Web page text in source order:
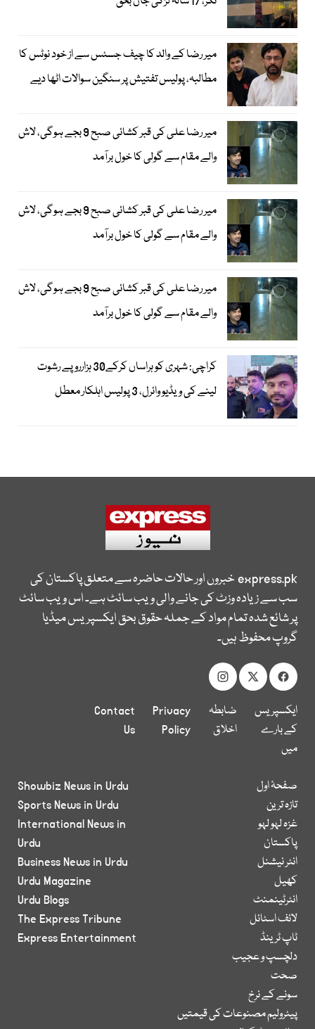
میر رضا کے والد کا چیف جسٹس سے از خود نوٹس کا
مطالبہ، پولیس تفتیش پر سنگین سوالات اٹھا دیے
میر رضا علی کی قبر کشائی صبح 9 بجے ہوگی، لاش
والے مقام سے گولی کا خول برآمد
میر رضا علی کی قبر کشائی صبح 9 بجے ہوگی، لاش
والے مقام سے گولی کا خول برآمد
میر رضا علی کی قبر کشائی صبح 9 بجے ہوگی، لاش
والے مقام سے گولی کا خول برآمد
کراچی: شہری کو ہراساں کرکے30 ہزارروپے رشوت
لینے کی ویڈیو وائرل، 3 پولیس اہلکار معطل
express.pkخبروں اور حالات حاضرہ سے متعلق پاکستان کی
سب سے زیادہ وزٹ کی جانے والی ویب سائٹ ہے۔ اس ویب سائٹ
پر شائع شدہ تمام مواد کے جملہ حقوق بحق ایکسپریس میڈیا
گروپ محفوظ ہیں۔
ایکسپریس
کے بارے
میں
ضابطہ
اخلاق
Privacy
Policy
Contact
Us
صفحۂ اول
تازہ ترین
غزہ لہو لہو
پاکستان
انٹر نیشنل
کھیل
انٹرٹینمنٹ
لائف اسٹائل
ٹاپ ٹرینڈ
دلچسپ و عجیب
صحت
سونے کے نرخ
پیٹرولیم مصنوعات کی قیمتیں
Showbiz News in Urdu
Sports News in Urdu
International News in
Urdu
Business News in Urdu
Urdu Magazine
Urdu Blogs
The Express Tribune
Express Entertainment